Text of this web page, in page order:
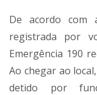
De acordo com
registrada por
Emergência 190
Ao chegar ao
detido por